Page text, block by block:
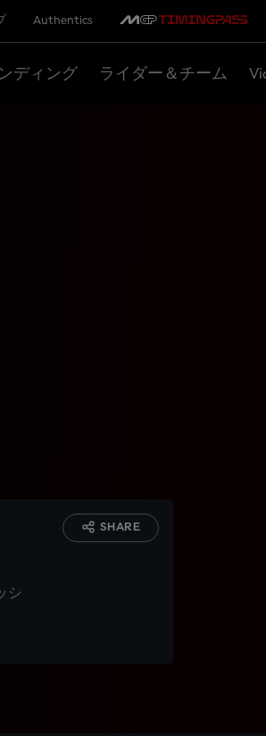
Authentics
ディング ライダー＆チーム
シ
SHARE